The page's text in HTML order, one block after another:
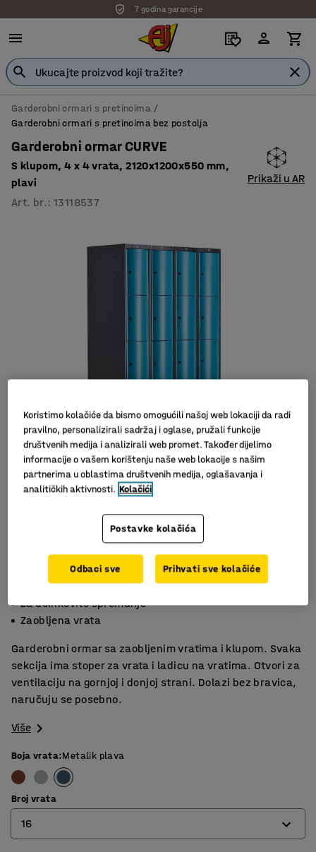
7 godina garancije
Garderobni ormari s pretincima
Garderobni ormari s pretincima bez postolja
Garderobni ormar CURVE
S klupom, 4 x 4 vrata, 2120x1200x550 mm,
plavi
Art. br. :13118537
Prikaži u AR
S 4 pretinaca
Za učinkovito spremanje
Zaobljena vrata
Garderobni ormar sa zaobljenim vratima i klupom. Svaka
sekcija ima stoper za vrata i ladicu na vratima. Otvori za
ventilaciju na gornjoj i donjoj strani. Dolazi bez bravica,
naručuju se posebno.
Više
Boja vrata:Metalik plava
Broj vrata
16
Koristimo kolačiće da bismo omogućili našoj web lokaciji da radi
pravilno, personalizirali sadržaj i oglase, pružali funkcije
društvenih medija i analizirali web promet. Također dijelimo
informacije o vašem korištenju naše web lokacije s našim
partnerima u oblastima društvenih medija, oglašavanja i
analitičkih aktivnosti. Kolačići
Postavke kolačića
Odbaci sve Prihvati sve kolačiće